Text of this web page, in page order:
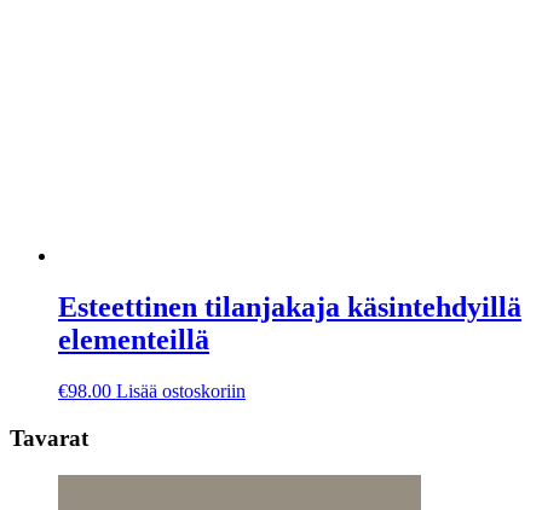
Esteettinen tilanjakaja käsintehdyillä
elementeillä
€98.00 Lisää ostoskoriin
Tavarat